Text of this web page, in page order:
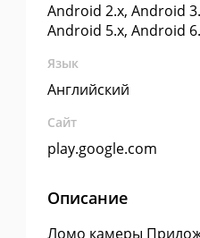
Android 2.x, Android
Android 5.x, Android
Язык
Английский
Сайт
play.google.com
Описание
Ломо камеры